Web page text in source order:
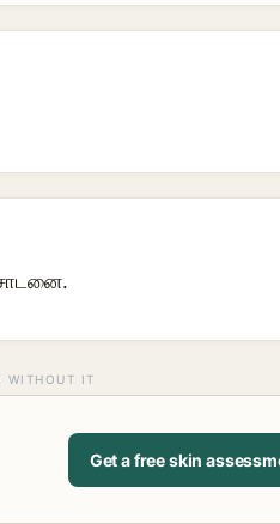
WITHOUT IT
Get a free skin